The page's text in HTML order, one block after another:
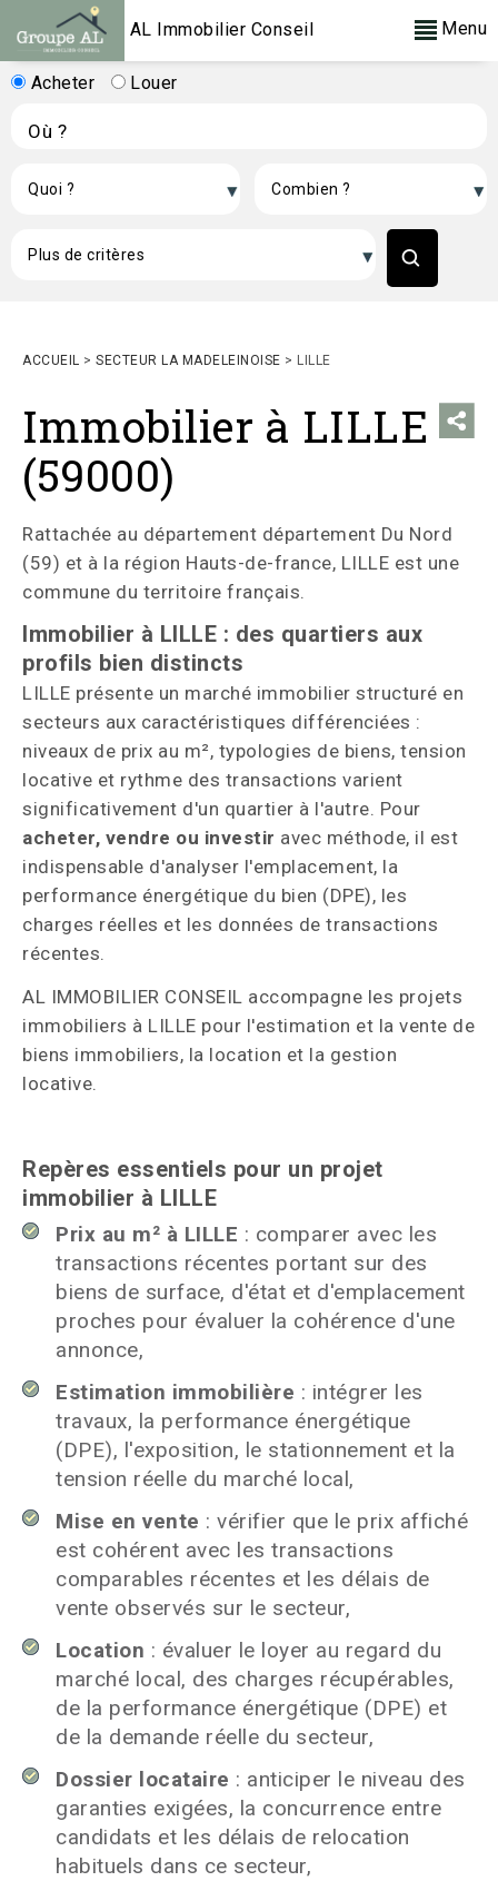
AL Immobilier Conseil Menu
Acheter Louer
ACCUEIL > SECTEUR LA MADELEINOISE > LILLE
Immobilier à LILLE
(59000)
Rattachée au département département Du Nord
(59) et à la région Hauts-de-france, LILLE est une
commune du territoire français.
Immobilier à LILLE : des quartiers aux
profils bien distincts
LILLE présente un marché immobilier structuré en
secteurs aux caractéristiques différenciées :
niveaux de prix au m², typologies de biens, tension
locative et rythme des transactions varient
significativement d'un quartier à l'autre. Pour
acheter, vendre ou investir avec méthode, il est
indispensable d'analyser l'emplacement, la
performance énergétique du bien (DPE), les
charges réelles et les données de transactions
récentes.
AL IMMOBILIER CONSEIL accompagne les projets
immobiliers à LILLE pour l'estimation et la vente de
biens immobiliers, la location et la gestion
locative.
Repères essentiels pour un projet
immobilier à LILLE
Prix au m² à LILLE : comparer avec les
transactions récentes portant sur des
biens de surface, d'état et d'emplacement
proches pour évaluer la cohérence d'une
annonce,
Estimation immobilière : intégrer les
travaux, la performance énergétique
(DPE), l'exposition, le stationnement et la
tension réelle du marché local,
Mise en vente : vérifier que le prix affiché
est cohérent avec les transactions
comparables récentes et les délais de
vente observés sur le secteur,
Location : évaluer le loyer au regard du
marché local, des charges récupérables,
de la performance énergétique (DPE) et
de la demande réelle du secteur,
Dossier locataire : anticiper le niveau des
garanties exigées, la concurrence entre
candidats et les délais de relocation
habituels dans ce secteur,